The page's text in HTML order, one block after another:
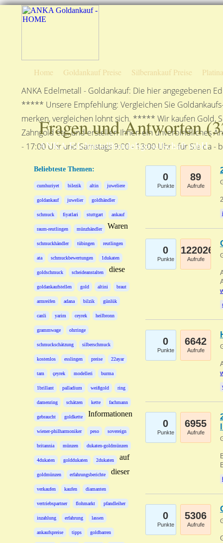
Home Goldankauf Preise Silberankauf Preise
ANKA Edelmetall - Goldankauf: Die hier angegebenen
***** Unsere Empfehlung: Vergleichen Sie
merken, vergleichen lohnt sich. ***** Wir kaufen Gold,
Zahngold etc. und erstellen Ihnen ein unverbindliches
- 17:00 Uhr und Samstags 9:00 - 13:00 Uhr - für Sie
Fragen und Antworten (
ANKA Edelmetallhandelsgesellschaft mbH
Beliebteste Themen:
cumhuriyet bilezik altin juweliere
goldankauf juwelier goldhändler
schmuck fiyatlari stuttgart ankauf
raum-reutlingen münzhändler
schmuckhändler tübingen reutlingen
ata schmuckbewertungen 1dukaten
goldschmuck scheideanstalten
goldankaufstellen gold altini braut
armreifen adana bilzik günlük
canli yarim ceyrek heilbronn
grammwage ohrringe
schmuckschätzung silberschmuck
kostenlos esslingen preise 22ayar
tam çeyrek modelleri burma
1brillant palladium weißgold ring
damenring schätzen kette fachmann
gebraucht goldkette
wiener-philharmoniker peso sovereign
britannia münzen dukaten-goldmünzen
4dukaten golddukaten 2dukaten
goldmünzen erfahrungsberichte
verkaufen kaufen diamanten
vertriebspartner flohmarkt pfandleiher
inzahlung erfahrung lassen
ankaufspreise tipps goldbarren
Waren
diese
Informationen
auf
dieser
0
Punkte
89
Aufrufe
0
Punkte
122026
Aufrufe
0
Punkte
6642
Aufrufe
0
Punkte
6955
Aufrufe
0
Punkte
5306
Aufrufe